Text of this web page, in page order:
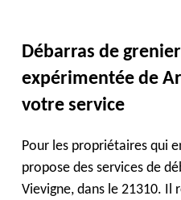
Débarras de
expérimentée de
votre service
Pour les propriétaires qui
propose des services de
Vievigne, dans le 21310. Il